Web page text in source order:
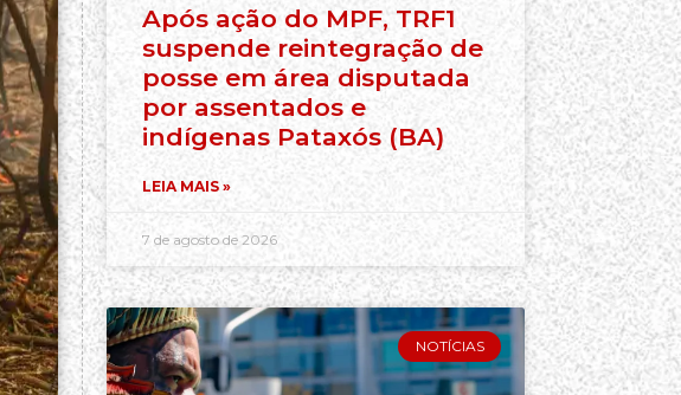
Após ação do MPF, TRF1
suspende reintegração de
posse em área disputada
por assentados e
indígenas Pataxós (BA)
LEIA MAIS »
7 de agosto de 2026
NOTÍCIAS